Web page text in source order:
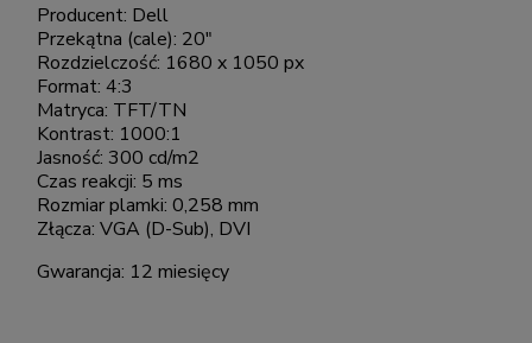
Producent: Dell
Przekątna (cale): 20"
Rozdzielczość: 1680 x 1050 px
Format: 4:3
Matryca: TFT/TN
Kontrast: 1000:1
Jasność: 300 cd/m2
Czas reakcji: 5 ms
Rozmiar plamki: 0,258 mm
Złącza: VGA (D-Sub), DVI
Gwarancja: 12 miesięcy